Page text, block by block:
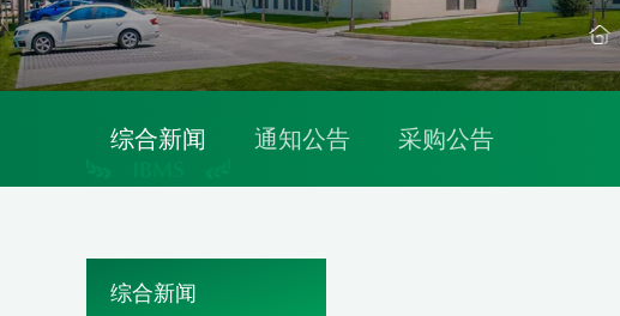
综合新闻 通知公告 采购公告
综合新闻